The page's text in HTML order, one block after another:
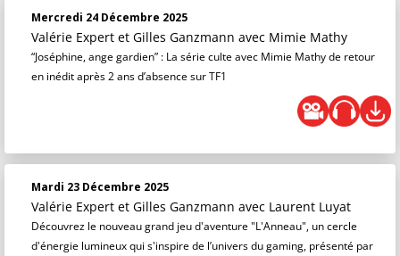
Mercredi 24 Décembre 2025
Valérie Expert et Gilles Ganzmann avec Mimie Mathy
“Joséphine, ange gardien” : La série culte avec Mimie Mathy de retour
en inédit après 2 ans d’absence sur TF1
Mardi 23 Décembre 2025
Valérie Expert et Gilles Ganzmann avec Laurent Luyat
Découvrez le nouveau grand jeu d'aventure "L'Anneau", un cercle
d'énergie lumineux qui s'inspire de l’univers du gaming, présenté par